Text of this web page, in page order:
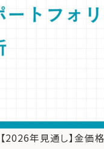
【2026年見通し】金価